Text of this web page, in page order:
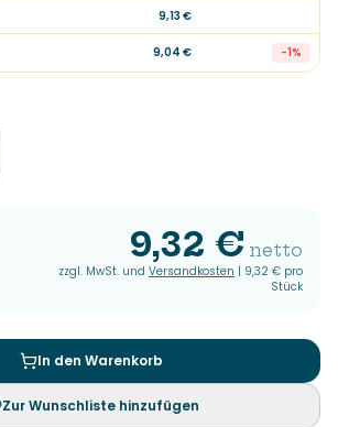
9,13 €
9,04 € -1%
9,32 € netto
zzgl. MwSt. und Versandkosten | 9,32 € pro
Stück
In den Warenkorb
Zur Wunschliste hinzufügen